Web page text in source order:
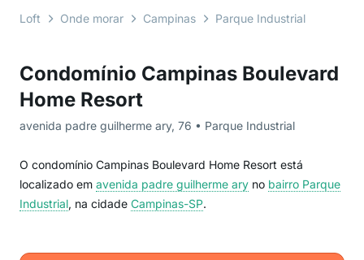
Condomínio Campinas Boulevard
Home Resort
avenida padre guilherme ary, 76 • Parque Industrial
O condomínio Campinas Boulevard Home Resort está
localizado em avenida padre guilherme ary no bairro Parque
Industrial, na cidade Campinas-SP.
Loft Onde morar Campinas Parque Industrial